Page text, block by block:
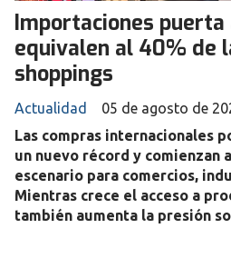
Importaciones puerta
equivalen al 40% de
shoppings
Actualidad
05 de agosto de
Las compras internacionales
un nuevo récord y comienzan
escenario para comercios,
Mientras crece el acceso a
también aumenta la presión